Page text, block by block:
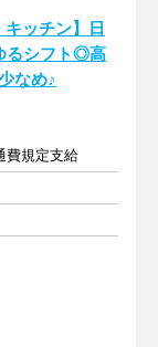
キッチン】日
るシフト◎高
なめ♪
費規定支給